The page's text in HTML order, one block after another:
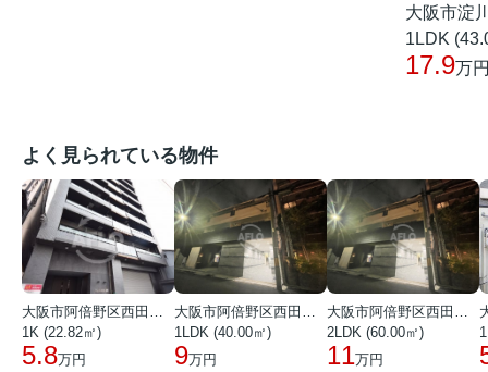
大阪市淀
1LDK
17.9万
よく見られている物件
大阪市阿倍野区西田辺町１丁目
1K (22.82㎡)
5.8万円
大阪市阿倍野区西田辺町１丁目
1LDK (40.00㎡)
9万円
大阪市阿倍野区西田辺町１丁目
2LDK (60.00㎡)
11万円